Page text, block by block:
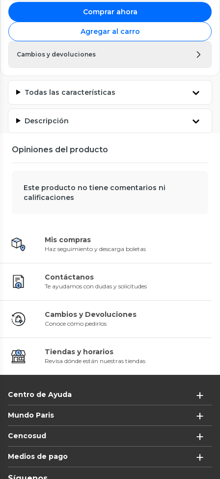
Comprar ahora
Agregar al carro
Cambios y devoluciones
Todas las características
Descripción
Opiniones del producto
Este producto no tiene comentarios ni
calificaciones
Mis compras
Haz seguimiento y descarga boletas
Contáctanos
Te ayudamos con dudas y solicitudes
Cambios y Devoluciones
Conoce cómo pedirlos
Tiendas y horarios
Revisa dónde están nuestras tiendas
Centro de Ayuda
Mundo Paris
Cencosud
Medios de pago